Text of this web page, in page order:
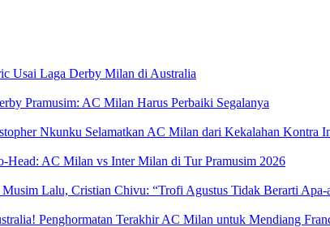
Usai Laga Derby Milan di Australia
Pramusim: AC Milan Harus Perbaiki Segalanya
Nkunku Selamatkan AC Milan dari Kekalahan Kontra
Head: AC Milan vs Inter Milan di Tur Pramusim 2026
Lalu, Cristian Chivu: “Trofi Agustus Tidak Berarti Apa-
Penghormatan Terakhir AC Milan untuk Mendiang